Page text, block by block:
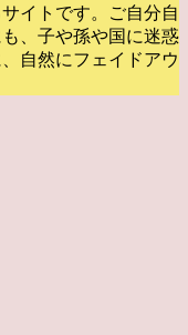
イトです。
ご自分自
、子や孫や国に迷惑
自然にフェイドアウ